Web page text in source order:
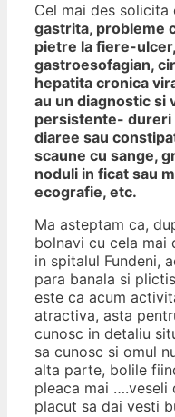
Cel mai des
gastrita, probleme
pietre la fiere-
gastroesofagian,
hepatita cronica
au un diagnostic si
persistente- dureri
diaree sau
scaune cu sange,
noduli in ficat sau
ecografie, etc.
Ma asteptam ca,
bolnavi cu cela mai
in spitalul Fundeni,
para banala si
este ca acum
atractiva, asta
cunosc in detaliu
sa cunosc si omul
alta parte, bolile
pleaca mai ….veseli
placut sa dai vesti